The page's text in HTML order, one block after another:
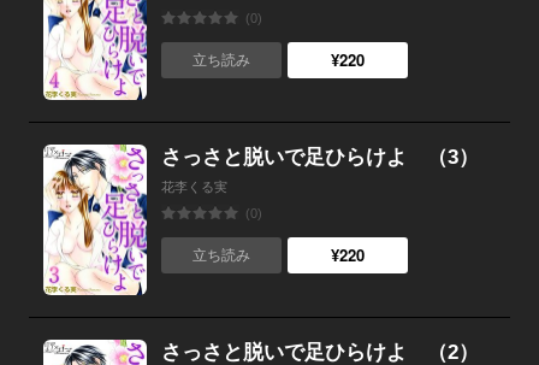
(0)
立ち読み ¥220
さっさと脱いで足ひらけよ （3）
花李くる実
(0)
立ち読み ¥220
さっさと脱いで足ひらけよ （2）